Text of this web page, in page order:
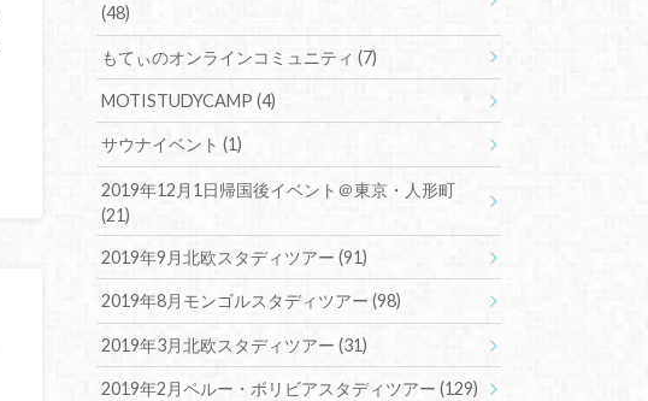
(48)
もてぃのオンラインコミュニティ(7)
MOTISTUDYCAMP(4)
サウナイベント(1)
2019年12月1日帰国後イベント＠東京・人形町
(21)
2019年9月北欧スタディツアー(91)
2019年8月モンゴルスタディツアー(98)
2019年3月北欧スタディツアー(31)
2019年2月ペルー・ボリビアスタディツアー(129)